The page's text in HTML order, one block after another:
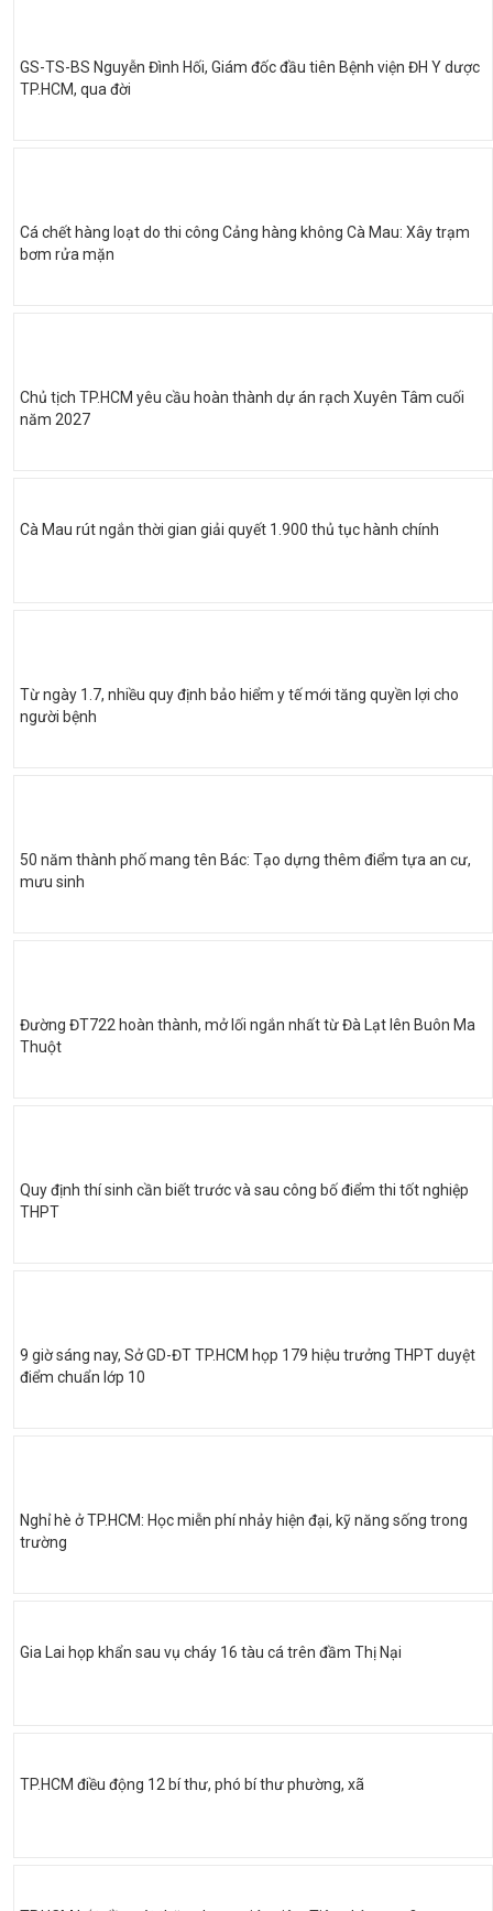
GS-TS-BS Nguyễn Đình Hối, Giám đốc đầu tiên Bệnh viện ĐH Y dược
TP.HCM, qua đời
Cá chết hàng loạt do thi công Cảng hàng không Cà Mau: Xây trạm
bơm rửa mặn
Chủ tịch TP.HCM yêu cầu hoàn thành dự án rạch Xuyên Tâm cuối
năm 2027
Cà Mau rút ngắn thời gian giải quyết 1.900 thủ tục hành chính
Từ ngày 1.7, nhiều quy định bảo hiểm y tế mới tăng quyền lợi cho
người bệnh
50 năm thành phố mang tên Bác: Tạo dựng thêm điểm tựa an cư,
mưu sinh
Đường ĐT722 hoàn thành, mở lối ngắn nhất từ Đà Lạt lên Buôn Ma
Thuột
Quy định thí sinh cần biết trước và sau công bố điểm thi tốt nghiệp
THPT
9 giờ sáng nay, Sở GD-ĐT TP.HCM họp 179 hiệu trưởng THPT duyệt
điểm chuẩn lớp 10
Nghỉ hè ở TP.HCM: Học miễn phí nhảy hiện đại, kỹ năng sống trong
trường
Gia Lai họp khẩn sau vụ cháy 16 tàu cá trên đầm Thị Nại
TP.HCM điều động 12 bí thư, phó bí thư phường, xã